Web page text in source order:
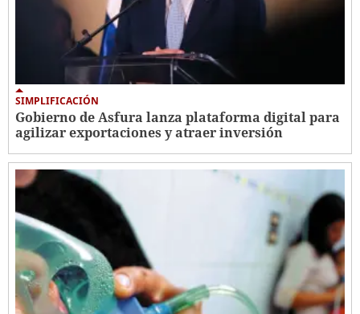
SIMPLIFICACIÓN
Gobierno de Asfura lanza plataforma digital para
agilizar exportaciones y atraer inversión